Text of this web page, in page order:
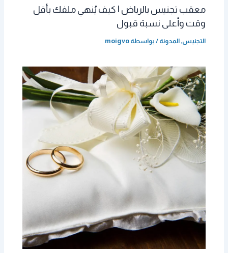
معقب تجنيس بالرياض | كيف يُنهي ملفك بأقل
وقت وأعلى نسبة قبول
التجنيس,المدونة / بواسطة moigvo